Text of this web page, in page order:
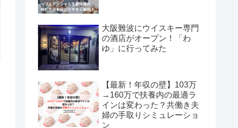
大阪難波にウイスキー専門
の酒店がオープン！「わ
ゆ」に行ってみた
【最新！年収の壁】103万
→160万で扶養内の最適ラ
インは変わった？共働き夫
婦の手取りシミュレーショ
ン